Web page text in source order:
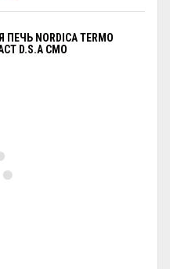
NORDICA TERMO
D.S.A CMO